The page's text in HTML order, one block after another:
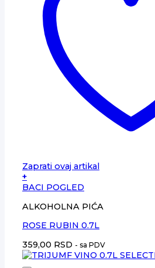
Zaprati ovaj artikal
+
BACI POGLED
ALKOHOLNA PIĆA
ROSE RUBIN 0.7L
359,00 RSD - sa PDV